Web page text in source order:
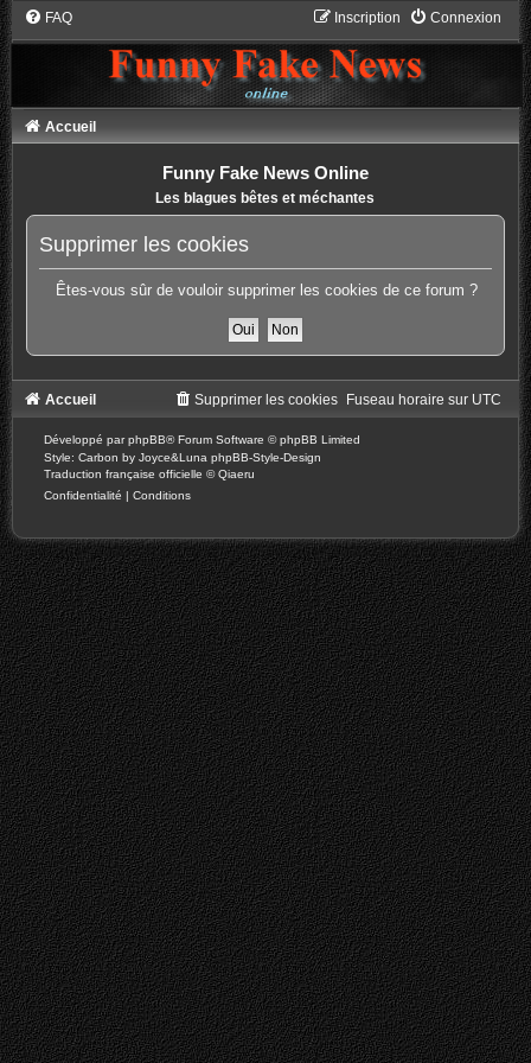
FAQ Connexion
Inscription
Accueil
Funny Fake News Online
Les blagues bêtes et méchantes
Supprimer les cookies
Êtes-vous sûr de vouloir supprimer les cookies de ce forum ?
Accueil Fuseau horaire sur UTC
Supprimer les cookies
Développé parphpBB® Forum Software © phpBB Limited
Style: Carbon by Joyce&Luna phpBB-Style-Design
Traduction française officielle ©Qiaeru
Confidentialité | Conditions